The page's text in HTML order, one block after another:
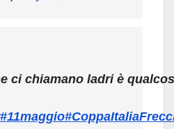
ci chiamano ladri è
#11maggio